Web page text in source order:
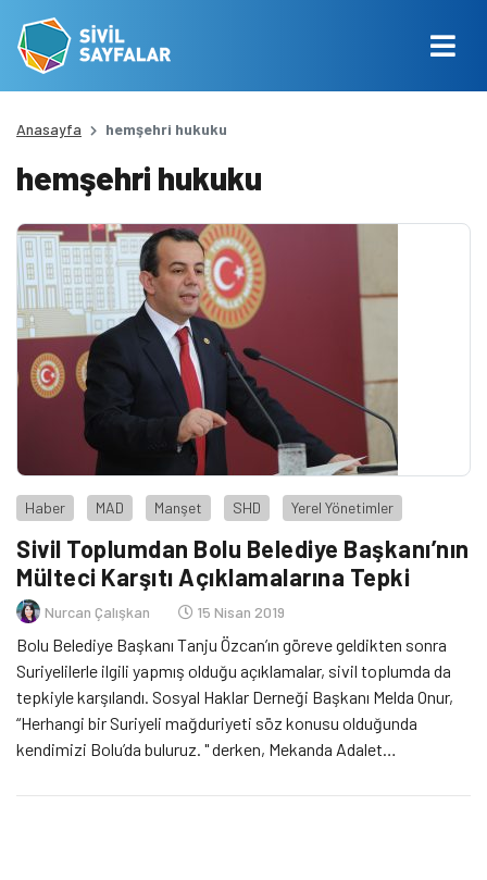
Anasayfa hemşehri hukuku
hemşehri hukuku
Haber MAD Manşet SHD Yerel Yönetimler
Sivil Toplumdan Bolu Belediye Başkanı’nın
Mülteci Karşıtı Açıklamalarına Tepki
Nurcan Çalışkan 15 Nisan 2019
Bolu Belediye Başkanı Tanju Özcan’ın göreve geldikten sonra
Suriyelilerle ilgili yapmış olduğu açıklamalar, sivil toplumda da
tepkiyle karşılandı. Sosyal Haklar Derneği Başkanı Melda Onur,
“Herhangi bir Suriyeli mağduriyeti söz konusu olduğunda
kendimizi Bolu’da buluruz. " derken, Mekanda Adalet
partisinin beyannamesiyle çeliştiğini vurgularak, mültecilerin